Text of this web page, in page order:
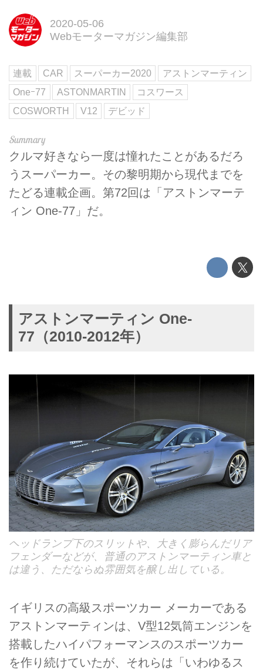
2020-05-06
Webモーターマガジン編集部
連載 CAR スーパーカー2020
アストンマーティン
Oneｰ77
ASTONMARTIN
コスワース
COSWORTH
V12 デビッド
クルマ好きなら一度は憧れたことがあるだろ
うスーパーカー。その黎明期から現代までを
たどる連載企画。第72回は「アストンマーテ
ィン One-77」だ。
アストンマーティン One-
77（2010-2012年）
ヘッドランプ下のスリットや、大きく膨らんだリア
フェンダーなどが、普通のアストンマーティン車と
は違う、ただならぬ雰囲気を醸し出している。
イギリスの高級スポーツカー メーカーである
アストンマーティンは、V型12気筒エンジンを
搭載したハイパフォーマンスのスポーツカー
を作り続けていたが、それらは「いわゆるス